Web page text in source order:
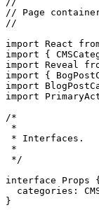
す。一部の部品を
させていただきま
//
// Page
//
import React
import {
import {
import
import
/*
* Interfaces.
*/